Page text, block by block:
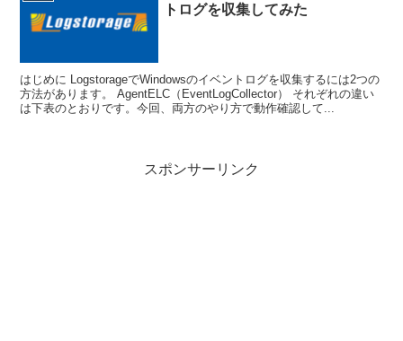
トログを収集してみた
はじめに LogstorageでWindowsのイベントログを収集するには2つの
方法があります。 AgentELC（EventLogCollector） それぞれの違い
は下表のとおりです。今回、両方のやり方で動作確認して...
スポンサーリンク